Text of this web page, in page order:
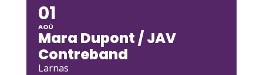
01
AOÛ
Mara Dupont / JAV
Contreband
Larnas